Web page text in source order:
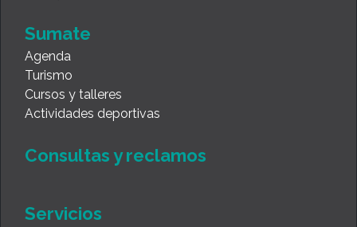
Sumate
Agenda
Turismo
Cursos y talleres
Actividades deportivas
Consultas y reclamos
Servicios